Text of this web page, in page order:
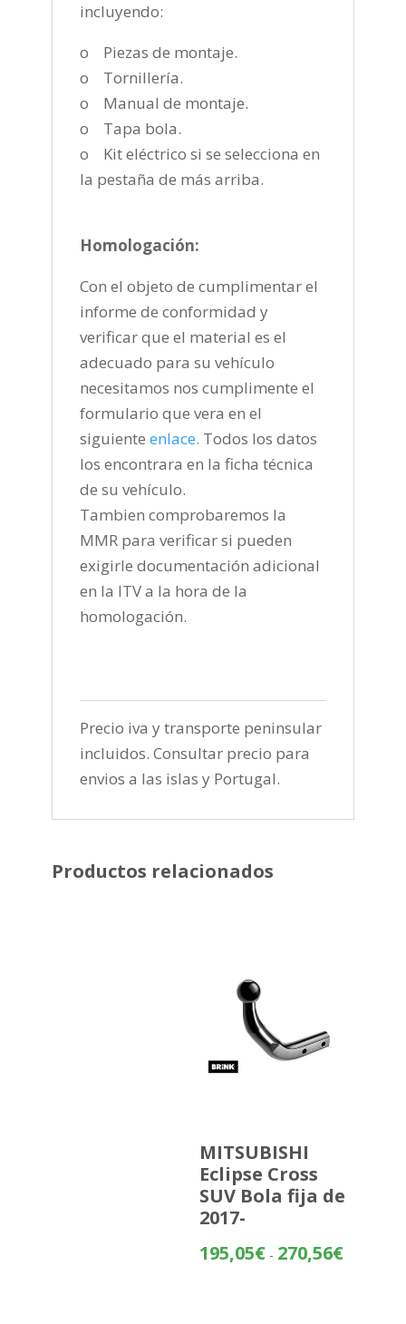
incluyendo:
o Piezas de montaje.
o Tornillería.
o Manual de montaje.
o Tapa bola.
o Kit eléctrico si se selecciona en
la pestaña de más arriba.
Homologación:
Con el objeto de cumplimentar el
informe de conformidad y
verificar que el material es el
adecuado para su vehículo
necesitamos nos cumplimente el
formulario que vera en el
siguiente enlace. Todos los datos
los encontrara en la ficha técnica
de su vehículo.
Tambien comprobaremos la
MMR para verificar si pueden
exigirle documentación adicional
en la ITV a la hora de la
homologación.
Precio iva y transporte peninsular
incluidos. Consultar precio para
envios a las islas y Portugal.
Productos relacionados
MITSUBISHI
Eclipse Cross
SUV Bola fija de
2017-
195,05€ - 270,56€Rango